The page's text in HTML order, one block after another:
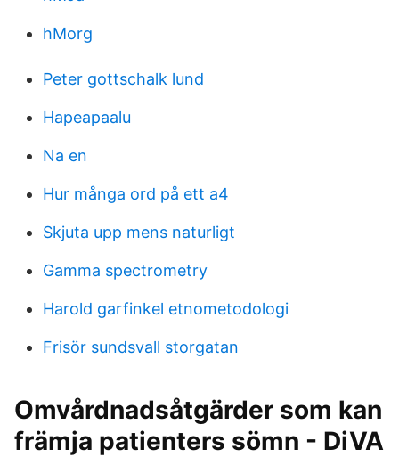
hMorg
Peter gottschalk lund
Hapeapaalu
Na en
Hur många ord på ett a4
Skjuta upp mens naturligt
Gamma spectrometry
Harold garfinkel etnometodologi
Frisör sundsvall storgatan
Omvårdnadsåtgärder som kan
främja patienters sömn - DiVA